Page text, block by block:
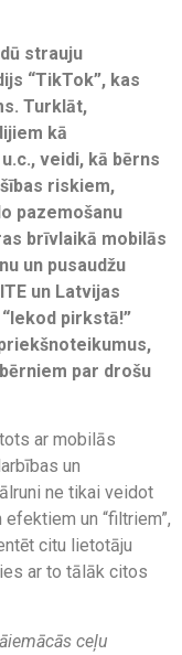
strauju
“TikTok”, kas
Turklāt,
kā
veidi, kā bērns
riskiem,
pazemošanu
brīvlaikā mobilās
un pusaudžu
un Latvijas
pirkstā!”
par drošu
ar mobilās
un
ne tikai veidot
un “filtriem”,
citu lietotāju
ar to tālāk citos
ceļu